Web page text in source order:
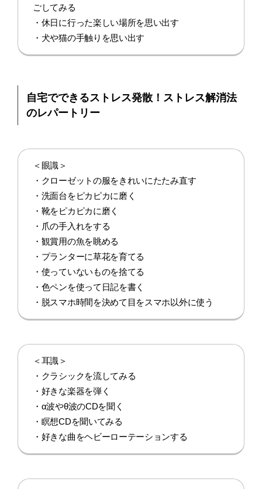
ごしてみる
・休日に行った楽しい場所を思い出す
・犬や猫の手触りを思い出す
自宅でできるストレス発散！ストレス解消法
のレパートリー
＜眼識＞
・クローゼットの服をきれいにたたみ直す
・洗面台をピカピカに磨く
・靴をピカピカに磨く
・爪の手入れをする
・観賞用の魚を眺める
・プランターに草花を育てる
・使っていないものを捨てる
・色ペンを使って日記を書く
・脱スマホ時間を決めて目をスマホ以外に使う
＜耳識＞
・クラシックを流してみる
・好きな楽器を弾く
・α波やθ波のCDを聞く
・瞑想CDを聞いてみる
・好きな曲をヘビーローテーションする